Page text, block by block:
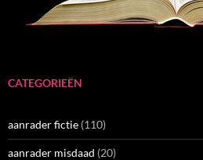
CATEGORIEËN
aanrader fictie (110)
aanrader misdaad (20)